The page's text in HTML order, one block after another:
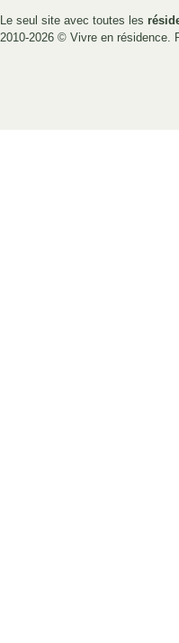
Le seul site avec toutes les
2010-2026 © Vivre en résidence